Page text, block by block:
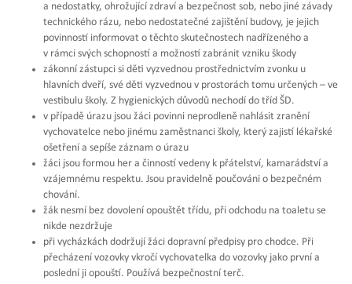
a nedostatky, ohrožující zdraví a bezpečnost sob, nebo jiné závady
technického rázu, nebo nedostatečné zajištění budovy, je jejich
povinností informovat o těchto skutečnostech nadřízeného a
v rámci svých schopností a možností zabránit vzniku škody
zákonní zástupci si děti vyzvednou prostřednictvím zvonku u
hlavních dveří, své děti vyzvednou v prostorách tomu určených – ve
vestibulu školy. Z hygienických důvodů nechodí do tříd ŠD.
v případě úrazu jsou žáci povinni neprodleně nahlásit zranění
vychovatelce nebo jinému zaměstnanci školy, který zajistí lékařské
ošetření a sepíše záznam o úrazu
žáci jsou formou her a činností vedeny k přátelství, kamarádství a
vzájemnému respektu. Jsou pravidelně poučováni o bezpečném
chování.
žák nesmí bez dovolení opouštět třídu, při odchodu na toaletu se
nikde nezdržuje
při vycházkách dodržují žáci dopravní předpisy pro chodce. Při
přecházení vozovky vkročí vychovatelka do vozovky jako první a
poslední ji opouští. Používá bezpečnostní terč.